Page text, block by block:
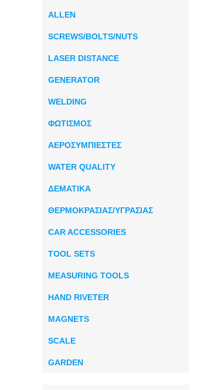
ALLEN
SCREWS/BOLTS/NUTS
LASER DISTANCE
GENERATOR
WELDING
ΦΩΤΙΣΜΟΣ
ΑΕΡΟΣΥΜΠΙΕΣΤΕΣ
WATER QUALITY
ΔΕΜΑΤΙΚΑ
ΘΕΡΜΟΚΡΑΣΙΑΣ/ΥΓΡΑΣΙΑΣ
CAR ACCESSORIES
TOOL SETS
MEASURING TOOLS
HAND RIVETER
MAGNETS
SCALE
GARDEN